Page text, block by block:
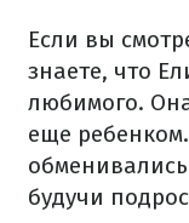
Если вы
знаете, что
любимого.
еще
будучи